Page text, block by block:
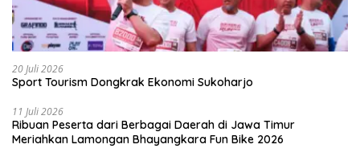
20 Juli 2026
Sport Tourism Dongkrak Ekonomi Sukoharjo
11 Juli 2026
Ribuan Peserta dari Berbagai Daerah di Jawa Timur
Meriahkan Lamongan Bhayangkara Fun Bike 2026